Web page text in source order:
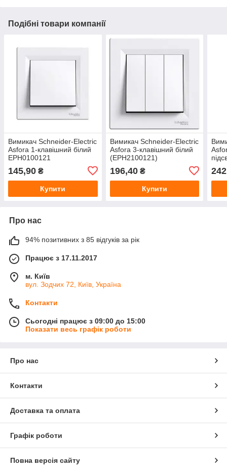
Подібні товари компанії
Вимикач Schneider-Electric
Asfora 1-клавішний білий
EPH0100121
145,90 ₴
Купити
Вимикач Schneider-Electric
Asfora 3-клавішний білий
(EPH2100121)
196,40₴
Купити
Про нас
94% позитивних з 85 відгуків за рік
Працює з 17.11.2017
м. Київ
вул. Зодчих 72, Київ, Україна
Контакти
Сьогодні працює з 09:00 до 15:00
Показати весь графік роботи
Про нас
Контакти
Доставка та оплата
Графік роботи
Повна версія сайту